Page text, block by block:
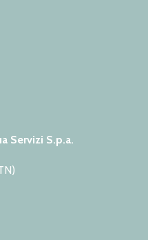
Servizi S.p.a.